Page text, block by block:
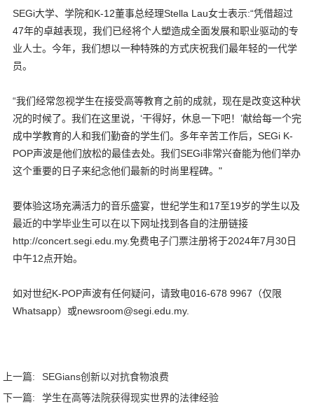
SEGi大学、学院和K-12董事总经理Stella Lau女士表示:“凭借超过
47年的卓越表现，我们已经将个人塑造成全面发展和职业驱动的专
业人士。今年，我们想以一种特殊的方式庆祝我们最年轻的一代学
员。
“我们经常忽视学生在接受高等教育之前的成就，现在是改变这种状
况的时候了。我们在这里说，‘干得好，休息一下吧！’献给每一个完
成中学教育的人和我们勤奋的学生们。多年辛苦工作后，SEGi K-
POP声波是他们放松的最佳去处。我们SEGi非常兴奋能为他们举办
这个重要的日子来纪念他们最新的时尚里程碑。"
要体验这场充满活力的音乐盛宴，世纪学生和17至19岁的学生以及
最近的中学毕业生可以在以下网址找到各自的注册链接
http://concert.segi.edu.my.免费电子门票注册将于2024年7月30日
中午12点开始。
如对世纪K-POP声波有任何疑问，请致电016-678 9967（仅限
Whatsapp）或newsroom@segi.edu.my.
上一篇:
SEGians创新以对抗食物浪费
下一篇:
学生在高等法院获得现实世界的法律经验